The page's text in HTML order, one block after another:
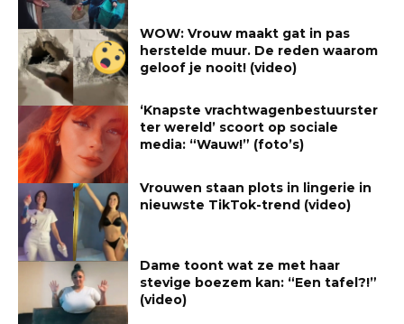
WOW: Vrouw maakt gat in pas
herstelde muur. De reden waarom
geloof je nooit! (video)
‘Knapste vrachtwagenbestuurster
ter wereld’ scoort op sociale
media: “Wauw!” (foto’s)
Vrouwen staan plots in lingerie in
nieuwste TikTok-trend (video)
Dame toont wat ze met haar
stevige boezem kan: “Een tafel?!”
(video)